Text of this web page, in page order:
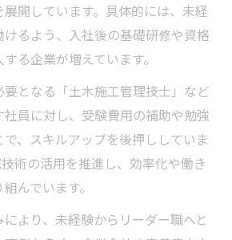
開しています。具体的には、未経
るよう、入社後の基礎研修や資格
る企業が増えています。
となる「土木施工管理技士」など
員に対し、受験費用の補助や勉強
、スキルアップを後押ししていま
術の活用を推進し、効率化や働き
んでいます。
より、未経験からリーダー職へと